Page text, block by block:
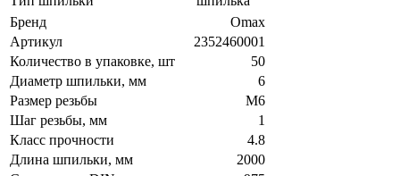
Бренд
Omax
Артикул
2352460001
Количество в упаковке, шт
50
Диаметр шпильки, мм
6
Размер резьбы
М6
Шаг резьбы, мм
1
Класс прочности
4.8
Длина шпильки, мм
2000